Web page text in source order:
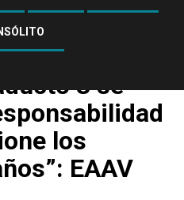
responsabilidad para que
3 se
los
EAAV